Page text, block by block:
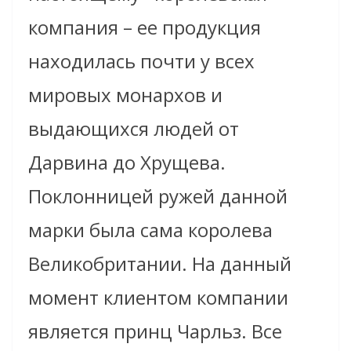
компания – ее продукция
находилась почти у всех
мировых монархов и
выдающихся людей от
Дарвина до Хрущева.
Поклонницей ружей данной
марки была сама королева
Великобритании. На данный
момент клиентом компании
является принц Чарльз. Все